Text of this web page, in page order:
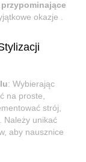
okazje .
: Wybierając
na proste,
strój,
Należy unikać
aby nausznice